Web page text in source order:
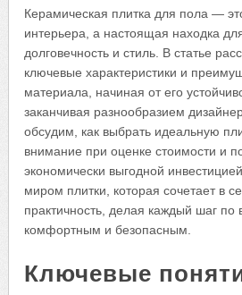
Керамическая плитка для пола —
интерьера, а настоящая находка
долговечность и стиль. В статье
ключевые характеристики и
материала, начиная от его
заканчивая разнообразием
обсудим, как выбрать идеальную
внимание при оценке стоимости и
экономически выгодной
миром плитки, которая сочетает в
практичность, делая каждый шаг
комфортным и безопасным.
Ключевые